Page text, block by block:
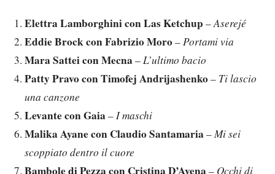
Elettra Lamborghini con Las Ketchup –Aserejé
Eddie Brock con Fabrizio Moro–Portami via
Mara Sattei con Mecna –L’ultimo bacio
Patty Pravo con Timofej Andrijashenko– Ti lascio
una canzone
Levante con Gaia –I maschi
Malika Ayane con Claudio Santamaria –Mi sei
scoppiato dentro il cuore
Bambole di Pezza con Cristina D’Avena – Occhi di